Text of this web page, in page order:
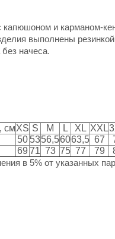
капюшоном и карманом-
выполнены
начеса.
смXS S M L XL XXL
50 5356,56063,5 67
69 71 73 75 77 79
в 5% от указанных